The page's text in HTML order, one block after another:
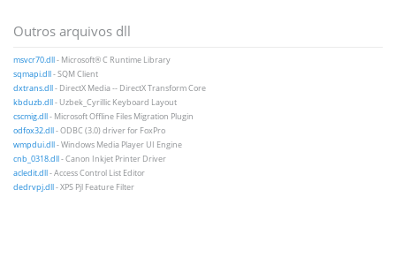
Outros arquivos dll
msvcr70.dll- Microsoft® C Runtime Library
sqmapi.dll- SQM Client
dxtrans.dll- DirectX Media -- DirectX Transform Core
kbduzb.dll- Uzbek_Cyrillic Keyboard Layout
cscmig.dll- Microsoft Offline Files Migration Plugin
odfox32.dll- ODBC (3.0) driver for FoxPro
wmpdui.dll- Windows Media Player UI Engine
cnb_0318.dll- Canon Inkjet Printer Driver
acledit.dll- Access Control List Editor
dedrvpj.dll- XPS Pjl Feature Filter